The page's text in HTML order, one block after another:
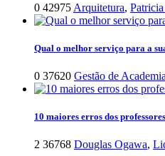
0 42975 Arquitetura,
Qual o melhor serviço para a
0 37620 Gestão de
10 maiores erros dos
2 36768 Douglas Ogawa,